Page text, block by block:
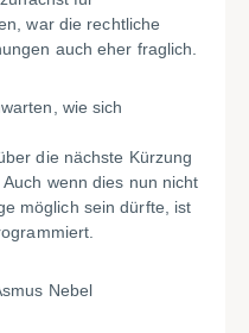
war die rechtliche
auch eher fraglich.
wie sich
die nächste Kürzung
wenn dies nun nicht
möglich sein dürfte, ist
Nebel